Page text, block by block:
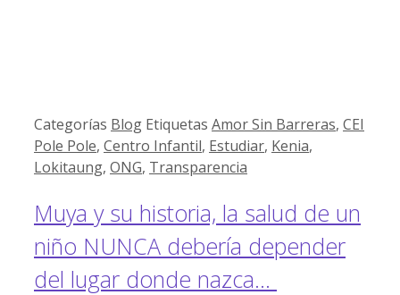
Categorías Blog Etiquetas Amor Sin Barreras, CEI
Pole Pole, Centro Infantil, Estudiar, Kenia,
Lokitaung, ONG, Transparencia
Muya y su historia, la salud de un
niño NUNCA debería depender
del lugar donde nazca…